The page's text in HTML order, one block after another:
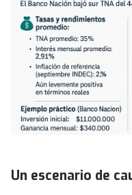
Un escenario de